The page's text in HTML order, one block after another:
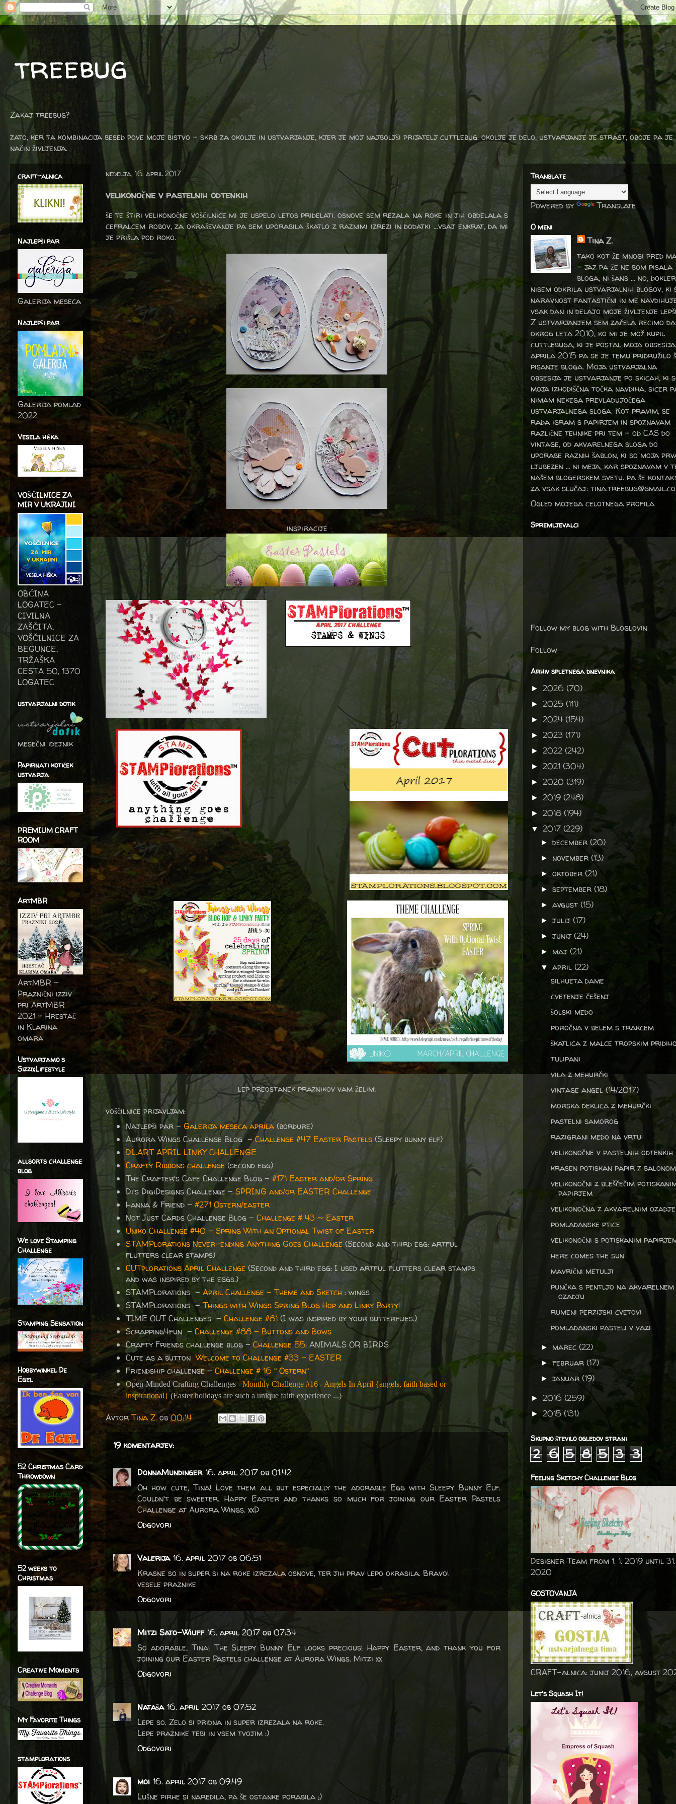
treebug
Zakaj treebug?
zato, ker ta kombinacija besed pove moje bistvo - skrb za okolje in ustvarjanje, kjer je moj najboljši prijatelj cuttlebug. okolje je delo, ustvarjanje je strast, oboje pa je
način življenja.
nedelja, 16. april 2017
velikonočne v pastelnih odtenkih
še te štiri velikonočne voščilnice mi je uspelo letos pridelati. osnove sem rezala na roke in jih obdelala s
cefralcem robov, za okraševanje pa sem uporabila škatlo z raznimi izrezi in dodatki ...vsaj enkrat, da mi
je prišla pod roko.
inspiracije
lep preostanek praznikov vam želim!
voščilnice prijavljam:
Najlepši par - Galerija meseca aprila (bordure)
Aurora Wings Challenge Blog -Challenge #47 Easter Pastels (Sleepy bunny elf)
DL.ART APRIL LINKY CHALLENGE
Crafty Ribbons challenge(second egg)
The Crafter's Cafe Challenge Blog - #171 Easter and/or Spring
Di's DigiDesigns Challenge - SPRING and/or EASTER Challenge
Hanna & Friend - #271 Ostern/easter
Not Just Cards Challenge Blog - Challenge # 43 ~ Easter
Uniko Challenge #40 - Spring With an Optional Twist of Easter
STAMPlorations Never-ending Anything Goes Challenge (Second and third egg: artful
flutters clear stamps)
CUTplorations April Challenge(Second and third egg: I used artful flutters clear stamps
and was inspired by the eggs.)
STAMPlorations - April Challenge - Theme and Sketch : wings
STAMPlorations -Things with Wings Spring Blog Hop and Linky Party!
TIME OUT Challenges - Challenge #81 (I was inspired by your butterflies.)
Scrapping4fun - Challenge #88 - Buttons and Bows
Crafty Friends challenge blog - Challenge 55: ANIMALS OR BIRDS
Cute as a buttonWelcome to Challenge #33 - EASTER
Friendship challenge -Challenge # 16 " Ostern"
Open-Minded Crafting Challenges - Monthly Challenge #16 - Angels In April {angels, faith based or
inspirational} (Easter holidays are such a unique faith experience ...)
AvtorTina Z. ob 00:14
19 komentarjev:
DonnaMundinger 16. april 2017 ob 01:42
Oh how cute, Tina! Love them all but especially the adorable Egg with Sleepy Bunny Elf.
Couldn't be sweeter. Happy Easter and thanks so much for joining our Easter Pastels
Challenge at Aurora Wings. xxD
Odgovori
Valerija 16. april 2017 ob 06:51
Krasne so in super si na roke izrezala osnove, ter jih prav lepo okrasila. Bravo!
vesele praznike
Odgovori
Mitzi Sato-Wiuff 16. april 2017 ob 07:34
So adorable, Tina! The Sleepy Bunny Elf looks precious! Happy Easter, and thank you for
joining our Easter Pastels challenge at Aurora Wings. Mitzi xx
Odgovori
Nataša 16. april 2017 ob 07:52
Lepe so. Zelo si pridna in super izrezala na roke.
Lepe praznike tebi in vsem tvojim :)
Odgovori
moi 16. april 2017 ob 09:49
Lušne pirhe si naredila, pa še ostanke porabila ;)
craft-alnica
Najlepši par
Galerija meseca
Najlepši par
Galerija pomlad
2022
Vesela hiška
VOŠČILNICE ZA
MIR V UKRAJINI
OBČINA
LOGATEC -
CIVILNA
ZAŠČITA,
VOŠČILNICE ZA
BEGUNCE,
TRŽAŠKA
CESTA 50, 1370
LOGATEC
ustvarjalni dotik
mesečni idejnik
Papirnati kotiček
ustvarja
PREMIUM CRAFT
ROOM
ArtMBR
ArtMBR -
Praznični izziv
pri ArtMBR
2021 – Hrestač
in Klarina
omara
Ustvarjamo s
SizzixLifestyle
allsorts challenge
blog
We love Stamping
Challenge
Stamping Sensation
Hobbywinkel De
Egel
52 Christmas Card
Throwdown
52 weeks to
Christmas
Creative Moments
My Favorite Things
stamplorations
Translate
Powered by Translate
O meni
Tina Z.
tako kot že mnogi pred
- jaz pa že ne bom pisala
bloga, ni šans ... no, dokler
nisem odkrila ustvarjalnih blogov, ki
naravnost fantastični in me
vsak dan in delajo moje življenje
Z ustvarjanjem sem začela recimo da
okrog leta 2010, ko mi je mož kupil
cuttlebuga, ki je postal moja
aprila 2015 pa se je temu pridružilo
pisanje bloga. Moja ustvarjalna
obsesija je ustvarjanje po skicah, ki
moja izhodiščna točka navdiha, sicer
nimam nekega prevladujočega
ustvarjalnega sloga. Kot pravim, se
rada igram s papirjem in spoznavam
različne tehnike pri tem – od CAS do
vintage, od akvarelnega sloga do
uporabe raznih šablon, ki so moja
ljubezen … ni meja, kar spoznavam v
našem blogerskem svetu. pa še
za vsak slučaj:
Ogled mojega celotnega profila
Spremljevalci
Follow my blog with Bloglovin
Follow
Arhiv spletnega dnevnika
► 2026 (70)
► 2025 (111)
► 2024 (154)
► 2023 (171)
► 2022 (242)
► 2021 (304)
► 2020 (319)
► 2019 (248)
► 2018 (194)
▼ 2017 (229)
►december(20)
► november(13)
►oktober(21)
►september(18)
►avgust(15)
►julij(17)
►junij(24)
► maj(21)
▼april(22)
silhueta dame
cvetenje češenj
šolski medo
poročna v belem s trakcem
škatlica z malce tropskim
tulipani
vila z mehurčki
vintage angel (14/2017)
morska deklica z mehurčki
pastelni samorog
razigrani medo na vrtu
velikonočne v pastelnih odtenkih
krasen potiskan papir z balonom
velikonočni z bleščečim
papirjem
velikonočna z akvarelnim
pomladanske ptice
velikonočni s potiskanim
here comes the sun
mavrični metulji
punčka s pentljo na akvarelnem
ozadju
rumeni perzijski cvetovi
pomladanski pasteli v vazi
► marec(22)
►februar(17)
►januar(19)
► 2016 (259)
► 2015 (131)
Skupno število ogledov strani
2 6 5 8 5 3 3
Feeling Sketchy Challenge Blog
Designer Team from 1. 1. 2019 until
2020
GOSTOVANJA
CRAFT-alnica: junij 2016, avgust
Let's Squash It!